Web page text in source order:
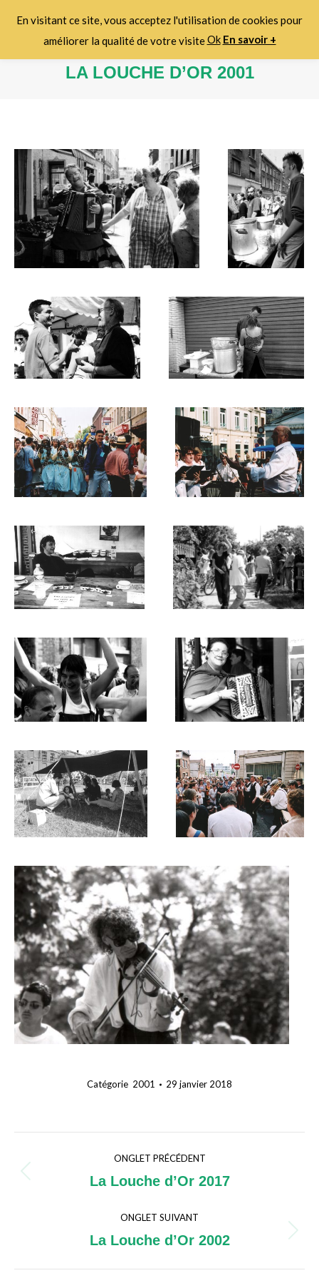
Search:
LA LOUCHE D’OR 2001
Catégorie 2001 29 janvier 2018
de
commentaire
ONGLET PRÉCÉDENT
Onglet
La Louche d’Or 2017
ONGLET SUIVANT
Onglet
La Louche d’Or 2002
En visitant ce site, vous acceptez l'utilisation de cookies pour
améliorer la qualité de votre visiteOk En savoir +